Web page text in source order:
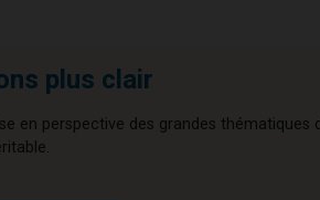
plus clair
en perspective des grandes